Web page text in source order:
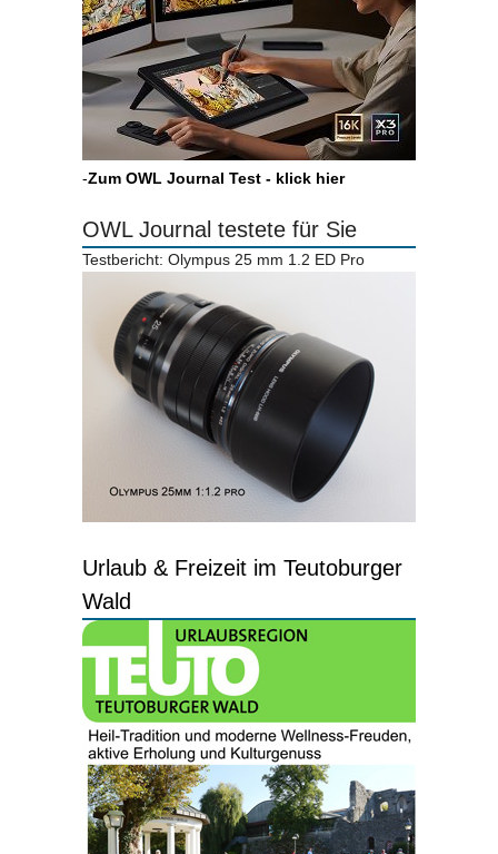
-Zum OWL Journal Test - klick hier
OWL Journal testete für Sie
Testbericht: Olympus 25 mm 1.2 ED Pro
Urlaub & Freizeit im Teutoburger
Wald